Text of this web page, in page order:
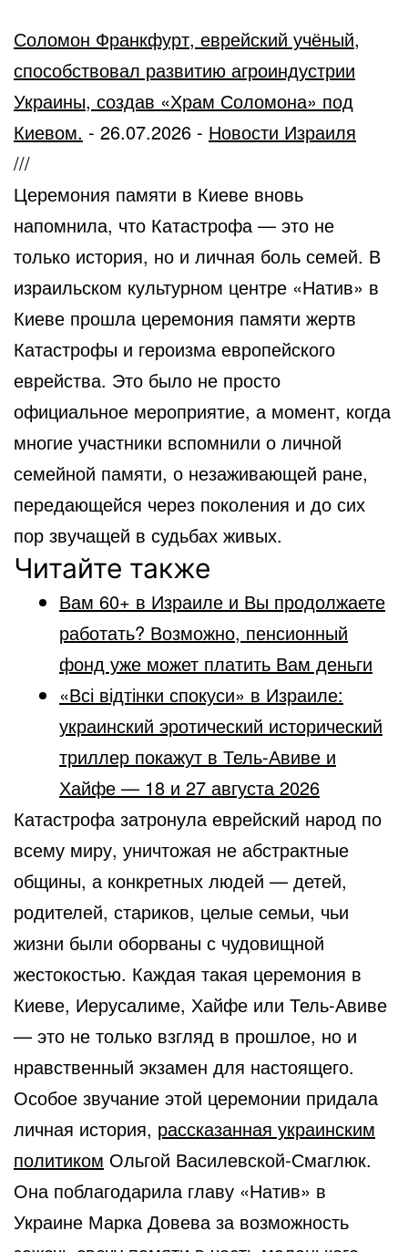
Соломон Франкфурт, еврейский учёный,
способствовал развитию агроиндустрии
Украины, создав «Храм Соломона» под
Киевом. - 26.07.2026 - Новости Израиля
///
Церемония памяти в Киеве вновь
напомнила, что Катастрофа — это не
только история, но и личная боль семей. В
израильском культурном центре «Натив» в
Киеве прошла церемония памяти жертв
Катастрофы и героизма европейского
еврейства. Это было не просто
официальное мероприятие, а момент, когда
многие участники вспомнили о личной
семейной памяти, о незаживающей ране,
передающейся через поколения и до сих
пор звучащей в судьбах живых.
Читайте также
Вам 60+ в Израиле и Вы продолжаете
работать? Возможно, пенсионный
фонд уже может платить Вам деньги
«Всі відтінки спокуси» в Израиле:
украинский эротический исторический
триллер покажут в Тель-Авиве и
Хайфе — 18 и 27 августа 2026
Катастрофа затронула еврейский народ по
всему миру, уничтожая не абстрактные
общины, а конкретных людей — детей,
родителей, стариков, целые семьи, чьи
жизни были оборваны с чудовищной
жестокостью. Каждая такая церемония в
Киеве, Иерусалиме, Хайфе или Тель-Авиве
— это не только взгляд в прошлое, но и
нравственный экзамен для настоящего.
Особое звучание этой церемонии придала
личная история, рассказанная украинским
политиком Ольгой Василевской-Смаглюк.
Она поблагодарила главу «Натив» в
Украине Марка Довева за возможность